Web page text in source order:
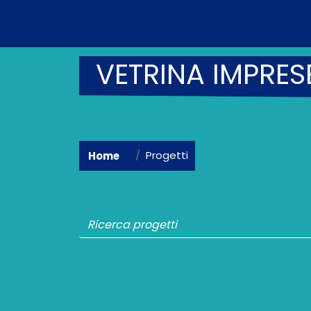
VETRINA
Home Progetti